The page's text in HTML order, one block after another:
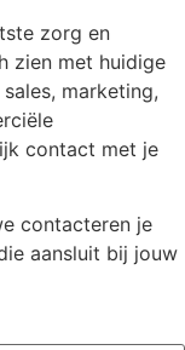
zorg en
zien met huidige
marketing,
contact met je
contacteren je
aansluit bij jouw